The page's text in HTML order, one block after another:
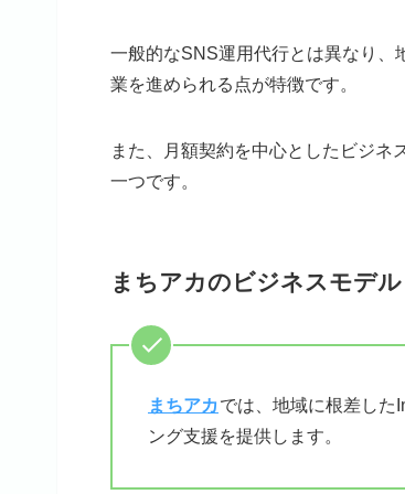
一般的なSNS運用代行とは異なり、
業を進められる点が特徴です。
また、月額契約を中心としたビジネ
一つです。
まちアカのビジネスモデル
まちアカ では、地域に根差した
ング支援を提供します。